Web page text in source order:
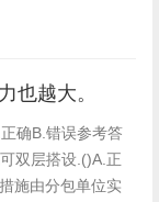
也越大。
确B.错误参考答
双层搭设.()A.正
施由分包单位实